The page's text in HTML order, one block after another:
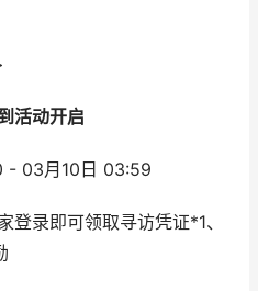
活动开启
- 03月10日 03:59
登录即可领取寻访凭证*1、